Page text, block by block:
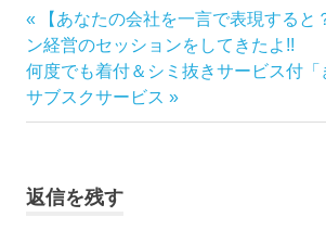
の
ゆ
か
か
た
投
稿
ナ
ゲ
前
の
記
事:
【あなたの会社を一言で表現すると
ン経営のセッションをしてきたよ!!
次
の
記
何度でも着付＆シミ抜きサービス付「
サブスクサービス
返信を残す